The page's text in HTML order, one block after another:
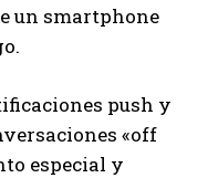
un smartphone
push y
«off
especial y